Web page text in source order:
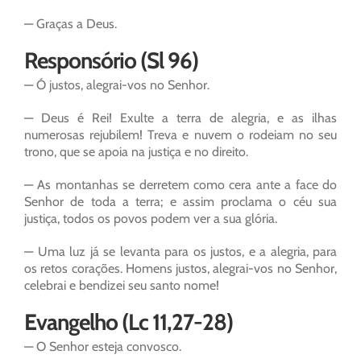
— Graças a Deus.
Responsório (Sl 96)
— Ó justos, alegrai-vos no Senhor.
— Deus é Rei! Exulte a terra de alegria, e as ilhas
numerosas rejubilem! Treva e nuvem o rodeiam no seu
trono, que se apoia na justiça e no direito.
— As montanhas se derretem como cera ante a face do
Senhor de toda a terra; e assim proclama o céu sua
justiça, todos os povos podem ver a sua glória.
— Uma luz já se levanta para os justos, e a alegria, para
os retos corações. Homens justos, alegrai-vos no Senhor,
celebrai e bendizei seu santo nome!
Evangelho (Lc 11,27-28)
— O Senhor esteja convosco.